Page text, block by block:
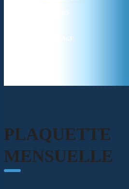
ACTUALITÉS
SGC EN IMAGE
PLAQUETTE
MENSUELLE